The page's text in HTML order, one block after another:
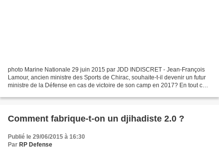
photo Marine Nationale 29 juin 2015 par JDD INDISCRET - Jean-François
Lamour, ancien ministre des Sports de Chirac, souhaite-t-il devenir un futur
ministre de la Défense en cas de victoire de son camp en 2017? En tout cas,
Comment fabrique-t-on un djihadiste 2.0 ?
Publié le 29/06/2015 à 16:30
Par RP Defense